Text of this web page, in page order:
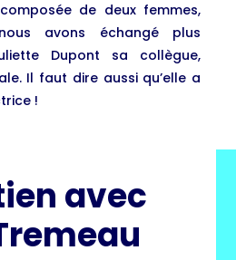
de deux femmes,
avons échangé plus
Dupont sa collègue,
Il faut dire aussi qu’elle a
!
avec